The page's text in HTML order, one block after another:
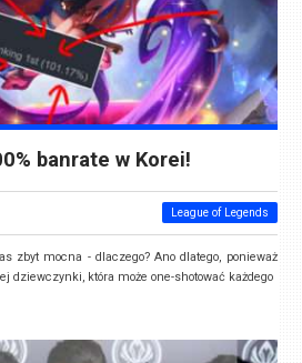
banrate w Korei!
League of Legends
zbyt mocna - dlaczego? Ano dlatego, ponieważ
dziewczynki, która może one-shotować każdego